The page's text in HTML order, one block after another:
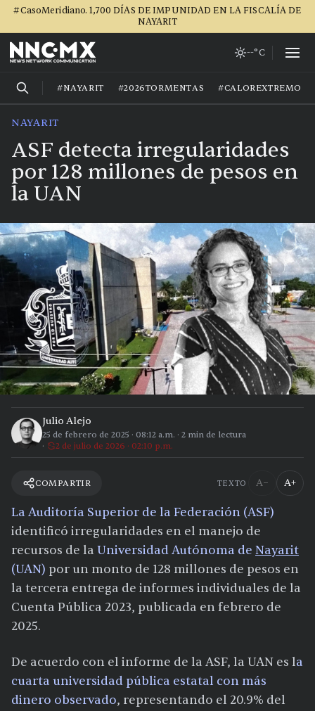
#CasoMeridiano. 1,700 DÍAS DE IMPUNIDAD EN LA FISCALÍA DE
NAYARIT
--°C
#NAYARIT #2026TORMENTAS #CALOREXTREMO
NAYARIT
ASF detecta irregularidades
por 128 millones de pesos en
la UAN
Julio Alejo
25 de febrero de 2025 · 08:12 a.m. · 2 min de lectura
2 de julio de 2026 · 02:10 p.m.
COMPARTIR TEXTO A− A+
La Auditoría Superior de la Federación (ASF)
identificó irregularidades en el manejo de
recursos de la Universidad Autónoma de Nayarit
(UAN) por un monto de 128 millones de pesos en
la tercera entrega de informes individuales de la
Cuenta Pública 2023, publicada en febrero de
2025.
De acuerdo con el informe de la ASF, la UAN es la
cuarta universidad pública estatal con más
dinero observado, representando el 20.9% del